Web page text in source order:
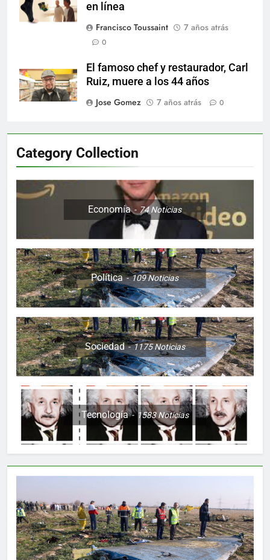
en línea
Francisco Toussaint
7 años atrás
0
El famoso chef y restaurador, Carl
Ruiz, muere a los 44 años
Jose Gomez
7 años atrás 0
Category Collection
Economía 74Noticias
Política 109Noticias
Sociedad 1175Noticias
Tecnología 1583Noticias